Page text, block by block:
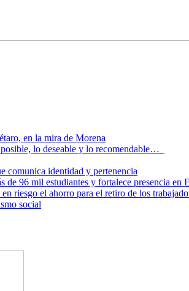
en la mira de Morena
lo deseable y lo recomendable…
comunica identidad y pertenencia
96 mil estudiantes y fortalece presencia en
riesgo el ahorro para el retiro de los
social